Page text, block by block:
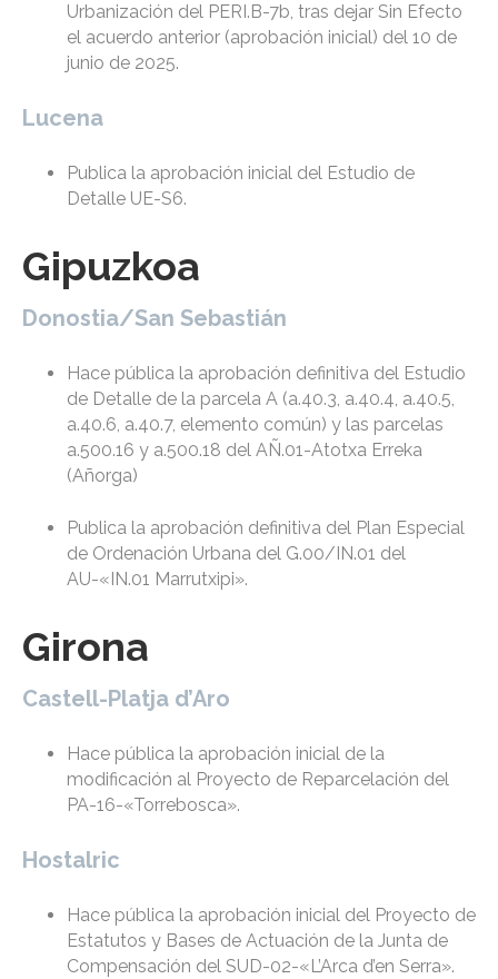
Urbanización del PERI.B-7b, tras dejar Sin Efecto
el acuerdo anterior (aprobación inicial) del 10 de
junio de 2025.
Lucena
Publica la aprobación inicial del Estudio de
Detalle UE-S6.
Gipuzkoa
Donostia/San Sebastián
Hace pública la aprobación definitiva del Estudio
de Detalle de la parcela A (a.40.3, a.40.4, a.40.5,
a.40.6, a.40.7, elemento común) y las parcelas
a.500.16 y a.500.18 del AÑ.01-Atotxa Erreka
(Añorga)
Publica la aprobación definitiva del Plan Especial
de Ordenación Urbana del G.00/IN.01 del
AU-«IN.01 Marrutxipi».
Girona
Castell-Platja d’Aro
Hace pública la aprobación inicial de la
modificación al Proyecto de Reparcelación del
PA-16-«Torrebosca».
Hostalric
Hace pública la aprobación inicial del Proyecto de
Estatutos y Bases de Actuación de la Junta de
Compensación del SUD-02-«L’Arca d’en Serra».